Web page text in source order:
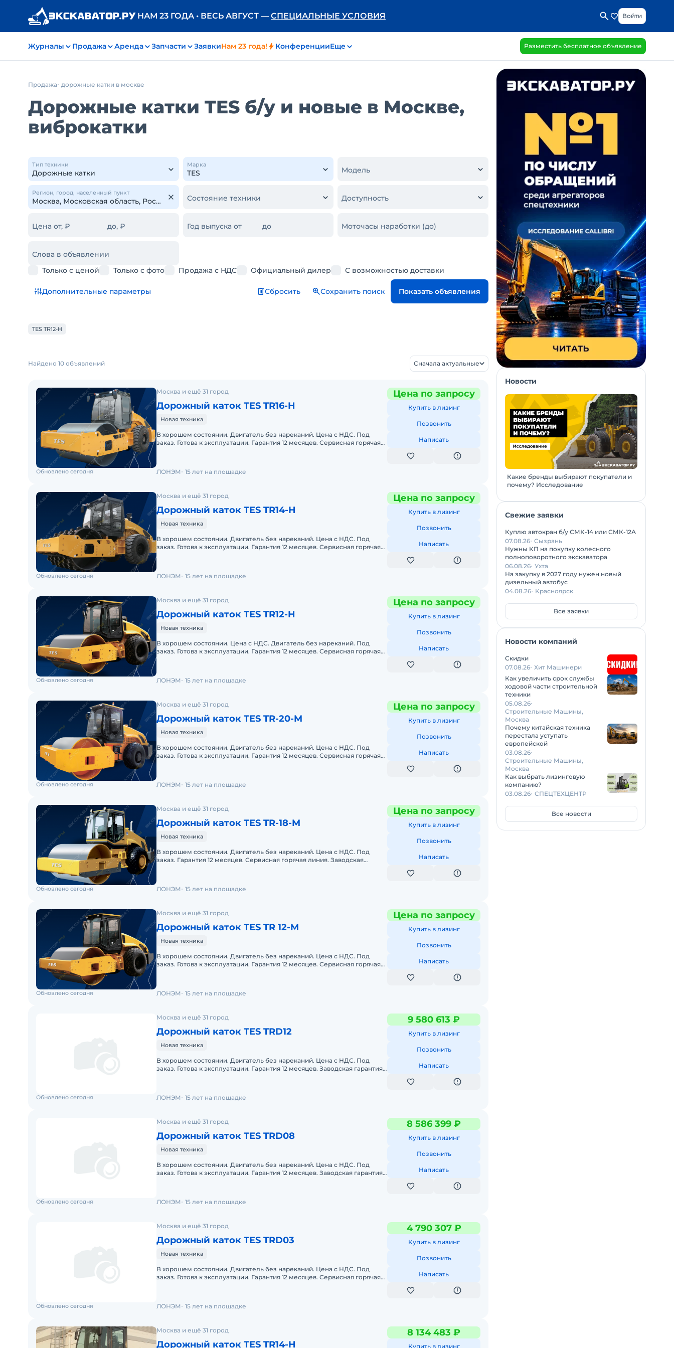
НАМ 23 ГОДА • ВЕСЬ АВГУСТ — СПЕЦИАЛЬНЫЕ УСЛОВИЯ Войти
Журналы Продажа Аренда Запчасти ЗаявкиНам 23 года! КонференцииЕще Разместить бесплатное объявление
Продажа дорожные катки в москве
Дорожные катки TES б/у и новые в Москве,
виброкатки
Тип техники Марка
Модель
Регион, город, населенный пункт
Состояние техники Доступность
Цена от, ₽ до, ₽ Год выпуска от до Моточасы наработки (до)
Слова в объявлении
Только с ценой
Только с фото Продажа с НДС Официальный дилер С возможностью доставки
Дополнительные параметры Сбросить Сохранить поиск Показать объявления
TES TR12-H
Найдено 10 объявлений Сначала актуальные
Москва и ещё 31 город
Дорожный каток TES TR16-H
Новая техника
В хорошем состоянии. Двигатель без нареканий. Цена с НДС. Под
заказ. Готова к эксплуатации. Гарантия 12 месяцев. Сервисная горячая
Цена по запросу
Купить в лизинг
Позвонить
Написать
Обновлено сегодня ЛОНЭМ 15 лет на площадке
Москва и ещё 31 город
Дорожный каток TES TR14-H
Новая техника
В хорошем состоянии. Двигатель без нареканий. Цена с НДС. Под
заказ. Готова к эксплуатации. Гарантия 12 месяцев. Сервисная горячая
Цена по запросу
Купить в лизинг
Позвонить
Написать
Обновлено сегодня ЛОНЭМ 15 лет на площадке
Москва и ещё 31 город
Дорожный каток TES TR12-H
Новая техника
В хорошем состоянии. Цена с НДС. Двигатель без нареканий. Под
заказ. Готова к эксплуатации. Гарантия 12 месяцев. Сервисная горячая
Цена по запросу
Купить в лизинг
Позвонить
Написать
Обновлено сегодня ЛОНЭМ 15 лет на площадке
Москва и ещё 31 город
Дорожный каток TES TR-20-M
Новая техника
В хорошем состоянии. Двигатель без нареканий. Цена с НДС. Под
заказ. Готова к эксплуатации. Гарантия 12 месяцев. Сервисная горячая
Цена по запросу
Купить в лизинг
Позвонить
Написать
Обновлено сегодня ЛОНЭМ 15 лет на площадке
Москва и ещё 31 город
Дорожный каток TES TR-18-M
Новая техника
В хорошем состоянии. Двигатель без нареканий. Цена с НДС. Под
заказ. Гарантия 12 месяцев. Сервисная горячая линия. Заводская
Цена по запросу
Купить в лизинг
Позвонить
Написать
Обновлено сегодня ЛОНЭМ 15 лет на площадке
Москва и ещё 31 город
Дорожный каток TES TR 12-M
Новая техника
В хорошем состоянии. Двигатель без нареканий. Цена с НДС. Под
заказ. Готова к эксплуатации. Гарантия 12 месяцев. Сервисная горячая
Цена по запросу
Купить в лизинг
Позвонить
Написать
Обновлено сегодня ЛОНЭМ 15 лет на площадке
Москва и ещё 31 город
Дорожный каток TES TRD12
Новая техника
В хорошем состоянии. Двигатель без нареканий. Цена с НДС. Под
заказ. Готова к эксплуатации. Гарантия 12 месяцев. Заводская гарантия.
9 580 613 ₽
Купить в лизинг
Позвонить
Написать
Обновлено сегодня ЛОНЭМ 15 лет на площадке
Москва и ещё 31 город
Дорожный каток TES TRD08
Новая техника
В хорошем состоянии. Двигатель без нареканий. Цена с НДС. Под
заказ. Готова к эксплуатации. Гарантия 12 месяцев. Заводская гарантия.
8 586 399 ₽
Купить в лизинг
Позвонить
Написать
Обновлено сегодня ЛОНЭМ 15 лет на площадке
Москва и ещё 31 город
Дорожный каток TES TRD03
Новая техника
В хорошем состоянии. Двигатель без нареканий. Цена с НДС. Под
заказ. Готова к эксплуатации. Гарантия 12 месяцев. Сервисная горячая
4 790 307 ₽
Купить в лизинг
Позвонить
Написать
Обновлено сегодня ЛОНЭМ 15 лет на площадке
Москва и ещё 31 город
Дорожный каток TES TR14-H
8 134 483 ₽
Купить в лизинг
Новости
Какие бренды выбирают покупатели и
почему? Исследование
Свежие заявки
Куплю автокран б/у СМК-14 или СМК-12А
07.08.26 Сызрань
Нужны КП на покупку колесного
полноповоротного экскаватора
06.08.26 Ухта
На закупку в 2027 году нужен новый
дизельный автобус
04.08.26 Красноярск
Все заявки
Новости компаний
Скидки
07.08.26 Хит Машинери
Как увеличить срок службы
ходовой части строительной
техники
05.08.26
Строительные Машины,
Москва
Почему китайская техника
перестала уступать
европейской
03.08.26
Строительные Машины,
Москва
Как выбрать лизинговую
компанию?
03.08.26 СПЕЦТЕХЦЕНТР
Все новости